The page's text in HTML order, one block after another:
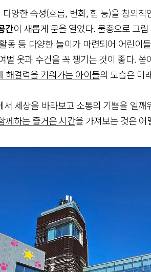
양한 속성(흐름, 변화, 힘 등)을 창의
간이 새롭게 문을 열었다. 물총으로 그
동 등 다양한 놀이가 마련되어 어린이
벌 옷과 수건을 꼭 챙기는 것이 좋다. 쏟
해결력을 키워가는 아이들의 모습은 미
세상을 바라보고 소통의 기쁨을 일깨
께하는 즐거운 시간을 가져보는 것은 어